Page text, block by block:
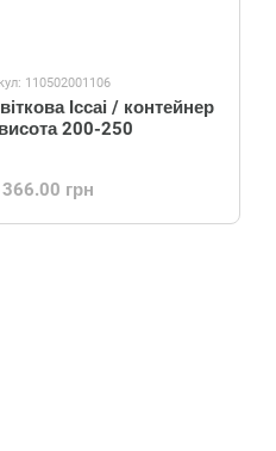
110502001106
Іссаі / контейнер
200-250
грн